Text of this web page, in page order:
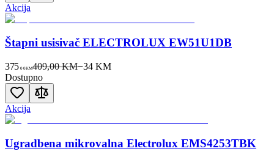
Akcija
Štapni usisivač ELECTROLUX EW51U1DB
375 00KM409,00 KM−34 KM
Dostupno
Akcija
Ugradbena mikrovalna Electrolux EMS4253TBK